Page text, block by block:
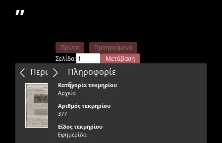
”
Περιεχόμενα
Πρώτο
Προηγούμενο
Σελίδα:
Μετάβαση
Επόμενο
Τελευταίο
Πληροφορίε
ς
Κατηγορία τεκμηρίου
Αρχεία
Αριθμός τεκμηρίου
377
Είδος τεκμηρίου
Εφημερίδα